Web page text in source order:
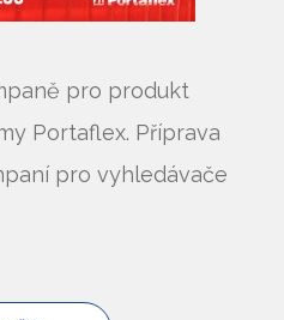
pro produkt
Portaflex. Příprava
pro vyhledávače